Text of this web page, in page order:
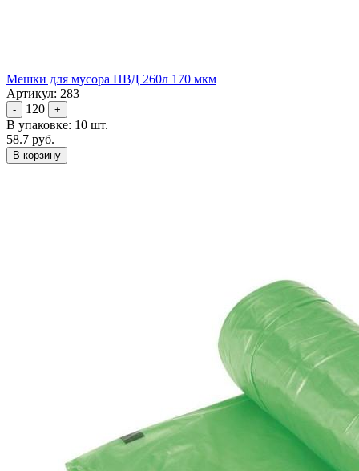
Мешки для мусора ПВД 260л 170 мкм
Артикул: 283
- 120 +
В упаковке: 10 шт.
58.7 руб.
В корзину